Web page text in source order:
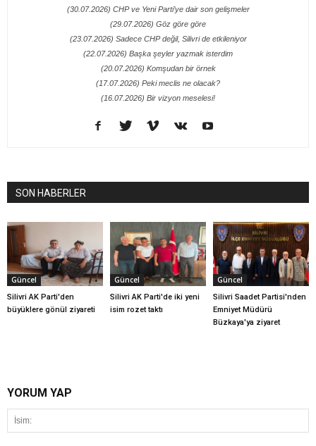
(30.07.2026) CHP ve Yeni Parti’ye dair son gelişmeler
(29.07.2026) Göz göre göre
(23.07.2026) Sadece CHP değil, Silivri de etkileniyor
(22.07.2026) Başka şeyler yazmak isterdim
(20.07.2026) Komşudan bir örnek
(17.07.2026) Peki meclis ne olacak?
(16.07.2026) Bir vizyon meselesi!
SON HABERLER
Güncel
Silivri AK Parti'den
büyüklere gönül ziyareti
Güncel
Silivri AK Parti'de iki yeni
isim rozet taktı
Güncel
Silivri Saadet Partisi'nden
Emniyet Müdürü
Büzkaya'ya ziyaret
YORUM YAP